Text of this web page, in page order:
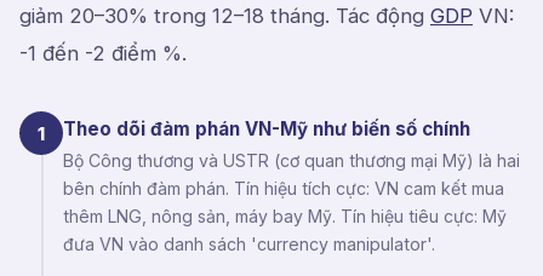
giảm 20–30% trong 12–18 tháng. Tác động GDP VN:
-1 đến -2 điểm %.
1 Theo dõi đàm phán VN-Mỹ như biến số chính
Bộ Công thương và USTR (cơ quan thương mại Mỹ) là hai
bên chính đàm phán. Tín hiệu tích cực: VN cam kết mua
thêm LNG, nông sản, máy bay Mỹ. Tín hiệu tiêu cực: Mỹ
đưa VN vào danh sách 'currency manipulator'.